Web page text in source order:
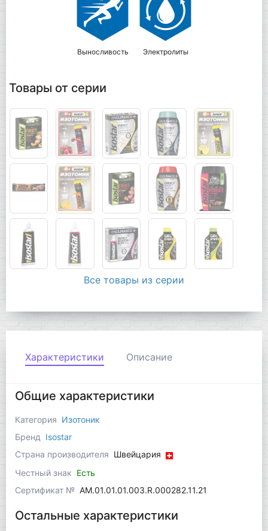
Выносливость Электролиты
Товары от серии
Все товары из серии
Характеристики Описание
Общие характеристики
Категория Изотоник
Бренд Isostar
Страна производителя Швейцария
Честный знак Есть
Сертификат № AM.01.01.01.003.R.000282.11.21
Остальные характеристики